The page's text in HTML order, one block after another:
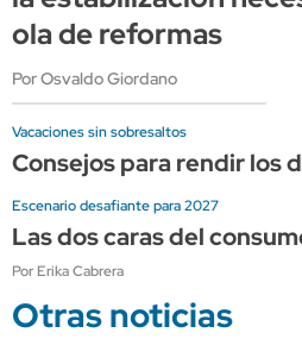
ola de reformas
Por Osvaldo Giordano
Vacaciones sin sobresaltos
Consejos para rendir los
Escenario desafiante para 2027
Las dos caras del
Por Erika Cabrera
Otras noticias